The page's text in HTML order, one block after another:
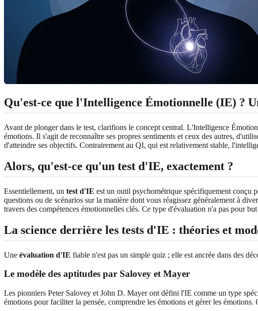
Qu'est-ce que l'Intelligence Émotionnelle (IE) ?
Avant de plonger dans le test, clarifions le concept central. L'Intelligence
émotions. Il s'agit de reconnaître ses propres sentiments et ceux des autres,
d'atteindre ses objectifs. Contrairement au QI, qui est relativement stable,
Alors, qu'est-ce qu'un test d'IE, exactement ?
Essentiellement, un test d'IE est un outil psychométrique spécifiquement conçu
questions ou de scénarios sur la manière dont vous réagissez généralement à
travers des compétences émotionnelles clés. Ce type d'évaluation n'a pas pour
La science derrière les tests d'IE : théories et
Une évaluation d'IE fiable n'est pas un simple quiz ; elle est ancrée dans des
Le modèle des aptitudes par Salovey et Mayer
Les pionniers Peter Salovey et John D. Mayer ont défini l'IE comme un type
émotions pour faciliter la pensée, comprendre les émotions et gérer les